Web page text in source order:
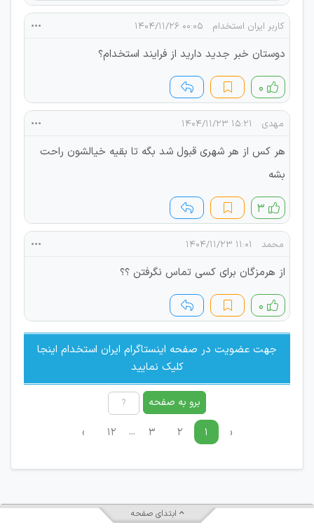
کاربر ایران استخدام ۰۰:۰۵ ۱۴۰۴/۱۱/۲۶
دوستان خبر جدید دارید از فرایند استخدام؟
۰
مهدی ۱۵:۲۱ ۱۴۰۴/۱۱/۲۳
هر کس از هر شهری قبول شد بگه تا بقیه خیالشون راحت
بشه
۳
محمد ۱۱:۰۱ ۱۴۰۴/۱۱/۲۳
از هرمزگان برای کسی تماس نگرفتن ؟؟
۰
جهت عضویت در صفحه اینستاگرام ایران استخدام اینجا
کلیک نمایید
برو به صفحه
‹ ۱ ۲ ۳ ... ۱۲ ›
ابتدای صفحه